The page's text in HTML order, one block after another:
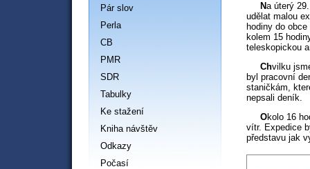
Pár slov
Perla
CB
PMR
SDR
Tabulky
Ke stažení
Kniha návštěv
Odkazy
Počasí
Na úterý
udělat malou
hodiny do
kolem 15
teleskopickou
Chvilku
byl pracovní
staničkám,
nepsali deník.
Okolo 16
vítr. Expedice
představu jak